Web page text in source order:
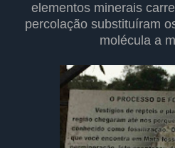
elementos minerais
percolação substituíram
molécula a